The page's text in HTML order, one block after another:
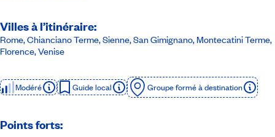
Villes à l’itinéraire:
Rome, Chianciano Terme, Sienne, San Gimignano, Montecatini Terme,
Florence, Venise
Modéré Guide local Groupe formé à destination
Points forts: